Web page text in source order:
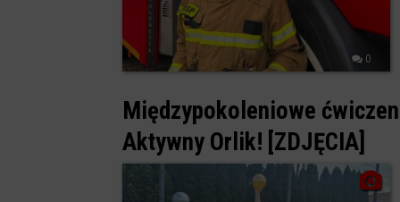
0
Międzypokoleniowe
Aktywny Orlik! [ZDJĘCIA]